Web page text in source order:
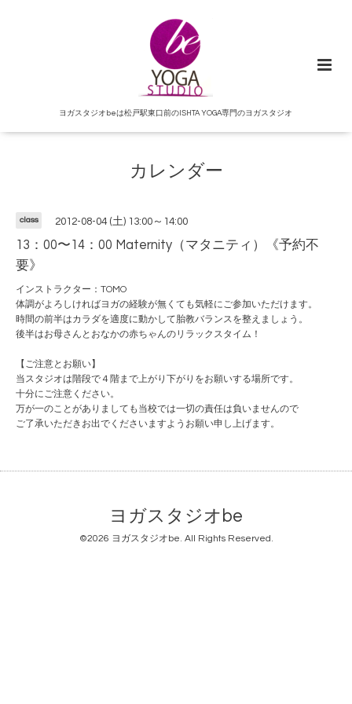
ヨガスタジオbeは松戸駅東口前のISHTA YOGA専門のヨガスタジオ
カレンダー
class 2012-08-04 (土) 13:00～14:00
13：00〜14：00 Maternity（マタニティ）《予約不
要》
インストラクター：TOMO
体調がよろしければヨガの経験が無くても気軽にご参加いただけます。
時間の前半はカラダを適度に動かして胎教バランスを整えましょう。
後半はお母さんとおなかの赤ちゃんのリラックスタイム！
【ご注意とお願い】
当スタジオは階段で４階まで上がり下がりをお願いする場所です。
十分にご注意ください。
万が一のことがありましても当校では一切の責任は負いませんので
ご了承いただきお出でくださいますようお願い申し上げます。
ヨガスタジオbe
©2026 ヨガスタジオbe. All Rights Reserved.